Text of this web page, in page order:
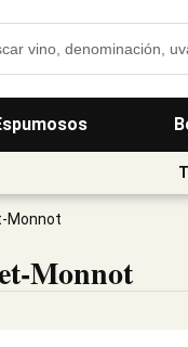
Monnot
Monnot